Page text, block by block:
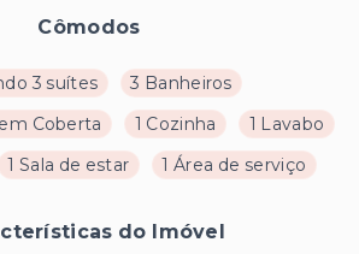
Cômodos
3 suítes
3 Banheiros
Coberta 1 Cozinha
1 Lavabo
1 Sala de estar 1 Área de serviço
do Imóvel